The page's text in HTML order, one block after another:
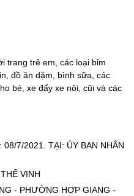
trang trẻ em, các loại bỉm
đồ ăn dặm, bình sữa, các
bé, xe đẩy xe nôi, cũi và các
08/7/2021. TẠI: ỦY BAN NHÂN
VINH
- PHƯỜNG HỢP GIANG -